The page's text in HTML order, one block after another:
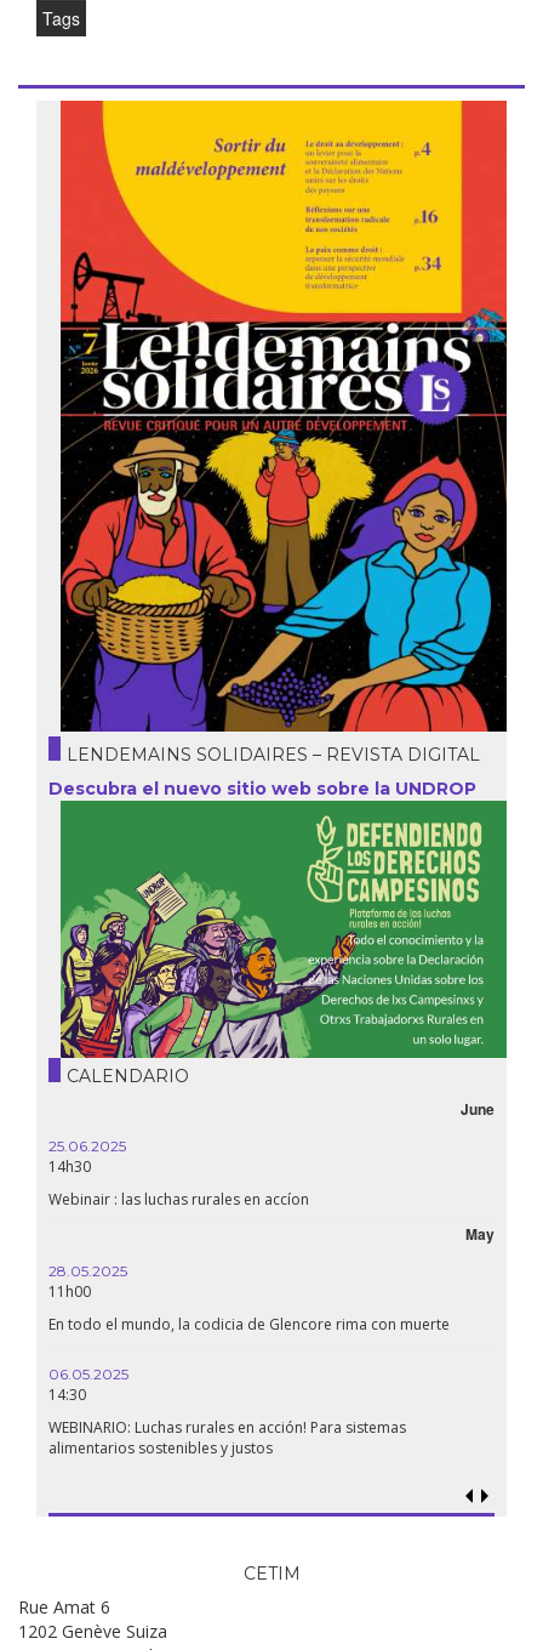
Tags
LENDEMAINS SOLIDAIRES – REVISTA DIGITAL
Descubra el nuevo sitio web sobre la UNDROP
CALENDARIO
June
25.06.2025
14h30
Webinair : las luchas rurales en accíon
May
28.05.2025
11h00
En todo el mundo, la codicia de Glencore rima con muerte
06.05.2025
14:30
WEBINARIO: Luchas rurales en acción! Para sistemas
alimentarios sostenibles y justos
CETIM
Rue Amat 6
1202 Genève Suiza